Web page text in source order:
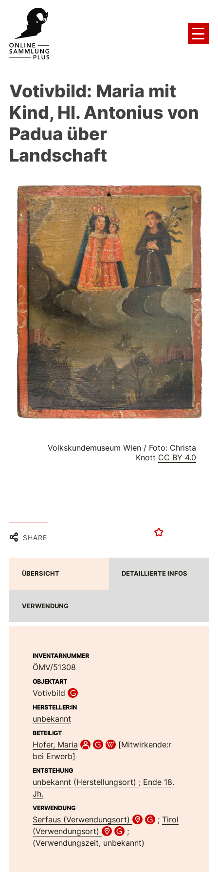
Votivbild: Maria mit
Kind, Hl. Antonius von
Padua über
Landschaft
Volkskundemuseum Wien / Foto: Christa
Knott CC BY 4.0
SHARE
ÜBERSICHT DETAILLIERTE INFOS
VERWENDUNG
INVENTARNUMMER
ÖMV/51308
OBJEKTART
Votivbild
HERSTELLER:IN
unbekannt
BETEILIGT
Hofer, Maria
[Mitwirkende:r
bei Erwerb]
ENTSTEHUNG
unbekannt (Herstellungsort) ; Ende 18.
Jh.
VERWENDUNG
Serfaus (Verwendungsort) ; Tirol
(Verwendungsort)
;
(Verwendungszeit, unbekannt)